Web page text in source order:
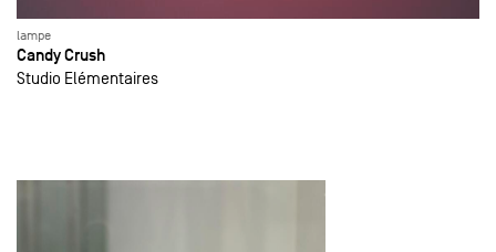
lampe
Candy Crush
Studio Elémentaires